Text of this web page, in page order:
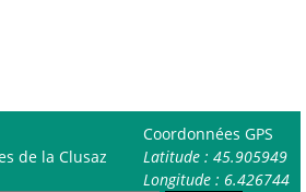
de la Clusaz
Coordonnées GPS
Latitude : 45.905949
Longitude : 6.426744